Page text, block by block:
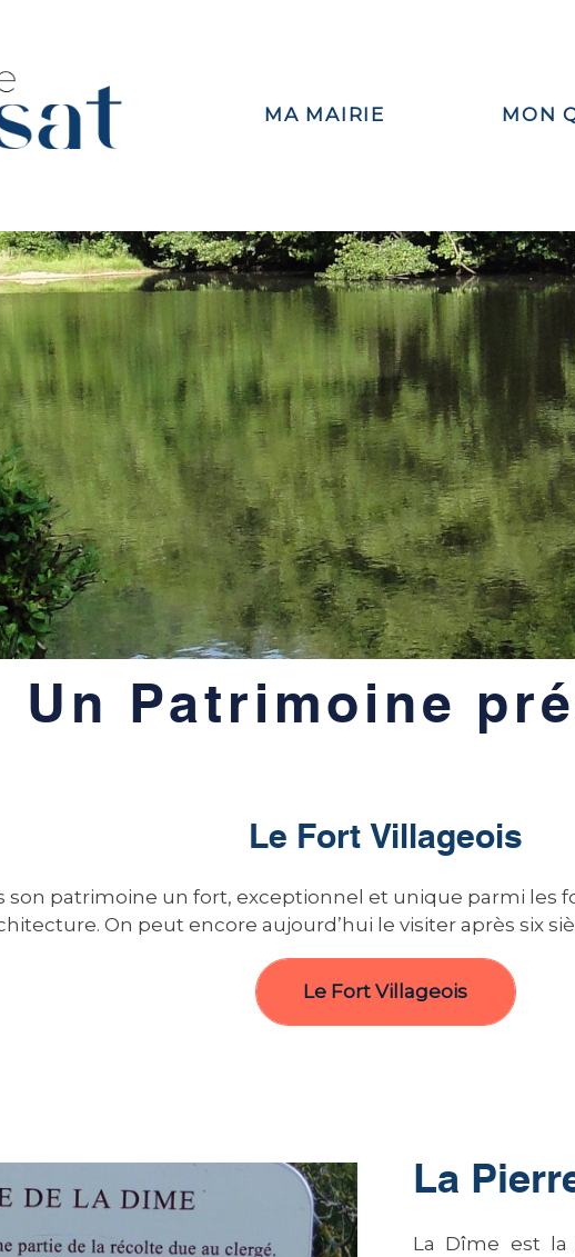
MA MAIRIE MON
Un Patrimoine
Le Fort Villageois
son patrimoine un fort, exceptionnel et unique parmi les
On peut encore aujourd’hui le visiter après six
Le Fort Villageois
La
La Dîme est